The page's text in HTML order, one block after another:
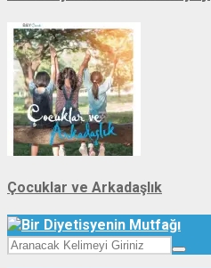
Çocuklar ve Arkadaşlık